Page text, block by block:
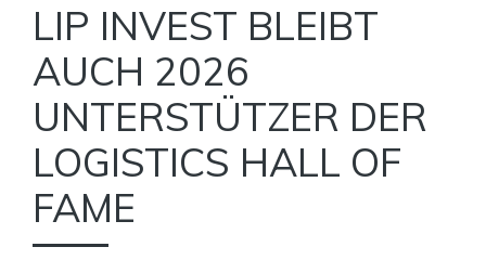
LIP INVEST BLEIBT
AUCH 2026
UNTERSTÜTZER DER
LOGISTICS HALL OF
FAME